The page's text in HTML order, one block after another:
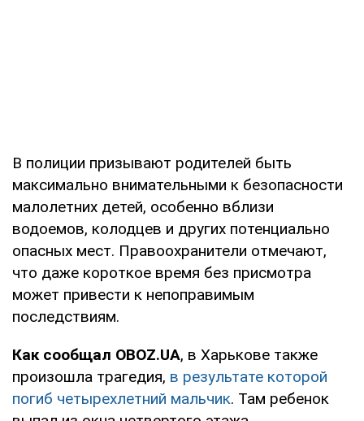
В полиции призывают родителей быть
максимально внимательными к безопасности
малолетних детей, особенно вблизи
водоемов, колодцев и других потенциально
опасных мест. Правоохранители отмечают,
что даже короткое время без присмотра
может привести к непоправимым
последствиям.
Как сообщал OBOZ.UA, в Харькове также
произошла трагедия, в результате которой
погиб четырехлетний мальчик. Там ребенок